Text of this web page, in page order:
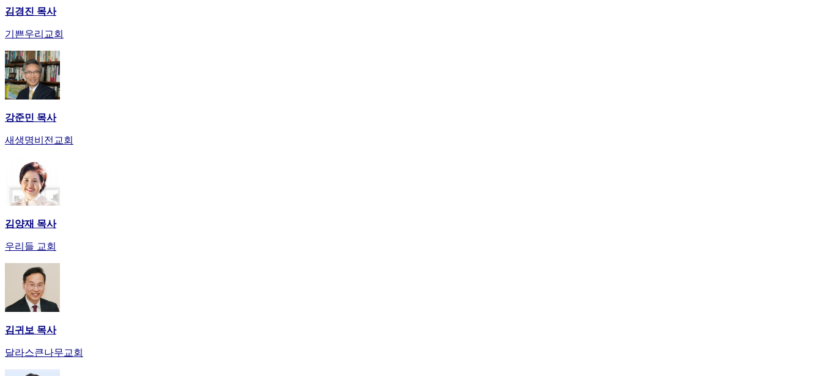
김경진 목사
기쁜우리교회
강준민 목사
새생명비전교회
김양재 목사
우리들 교회
김귀보 목사
달라스큰나무교회